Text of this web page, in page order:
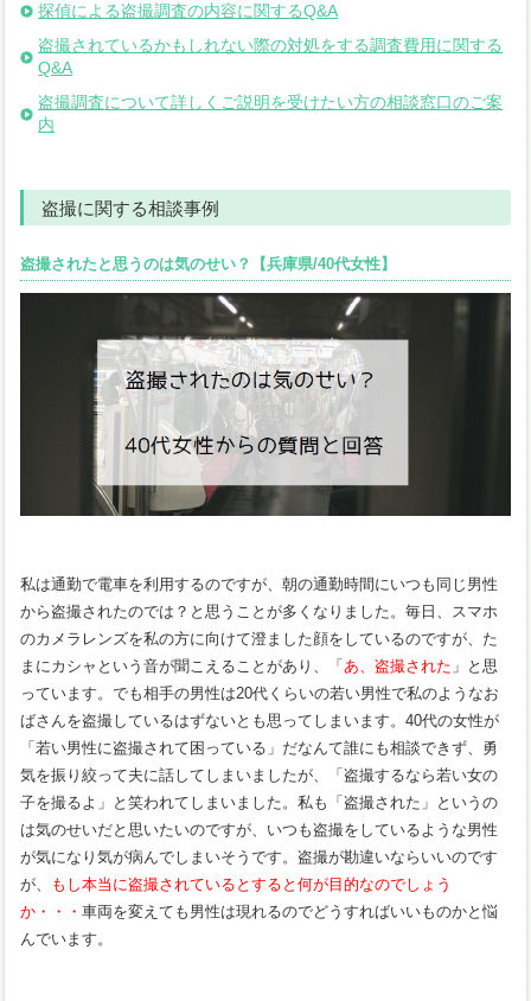
探偵による盗撮調査の内容に関するQ&A
盗撮されているかもしれない際の対処をする調査費用に関する
Q&A
盗撮調査について詳しくご説明を受けたい方の相談窓口のご案
内
盗撮に関する相談事例
盗撮されたと思うのは気のせい？【兵庫県/40代女性】
私は通勤で電車を利用するのですが、朝の通勤時間にいつも同じ男性
から盗撮されたのでは？と思うことが多くなりました。毎日、スマホ
のカメラレンズを私の方に向けて澄ました顔をしているのですが、た
まにカシャという音が聞こえることがあり、「あ、盗撮された 」と思
っています。でも相手の男性は20代くらいの若い男性で私のようなお
ばさんを盗撮しているはずないとも思ってしまいます。40代の女性が
「若い男性に盗撮されて困っている」だなんて誰にも相談できず、勇
気を振り絞って夫に話してしまいましたが、「盗撮するなら若い女の
子を撮るよ」と笑われてしまいました。私も「盗撮された」というの
は気のせいだと思いたいのですが、いつも盗撮をしているような男性
が気になり気が病んでしまいそうです。盗撮が勘違いならいいのです
が、
もし本当に盗撮されているとすると何が目的なのでしょう
か・・・車両を変えても男性は現れるのでどうすればいいものかと悩
んでいます。